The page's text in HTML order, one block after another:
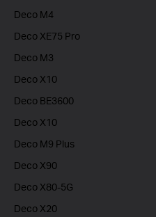
Deco M4
Deco XE75 Pro
Deco M3
Deco X10
Deco BE3600
Deco X10
Deco M9 Plus
Deco X90
Deco X80-5G
Deco X20